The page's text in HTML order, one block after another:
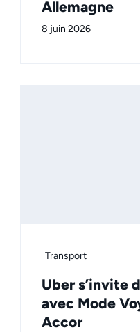
Allemagne
8 juin 2026
Transport
Uber s’invite
avec Mode
Accor